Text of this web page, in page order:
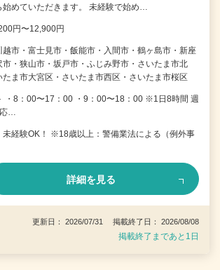
始めていただきます。 未経験で始め…
円〜12,900円
越市・富士見市・飯能市・入間市・鶴ヶ島市・新座
市・狭山市・坂戸市・ふじみ野市・さいたま市北
たま市大宮区・さいたま市西区・さいたま市桜区
・8：00〜17：00 ・9：00〜18：00 ※1日8時間 週
…
未経験OK！ ※18歳以上：警備業法による（例外事
詳細を見る
更新日： 2026/07/31 掲載終了日： 2026/08/08
掲載終了まであと1日